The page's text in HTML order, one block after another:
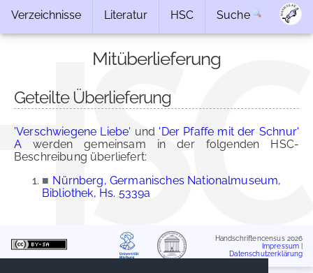
Verzeichnisse Literatur HSC Suche
Mitüberlieferung
Geteilte Überlieferung
'Verschwiegene Liebe' und 'Der Pfaffe mit der Schnur'
A werden gemeinsam in der folgenden HSC-
Beschreibung überliefert:
■ Nürnberg, Germanisches Nationalmuseum,
Bibliothek, Hs. 5339a
Handschriftencensus 2026
Impressum
Datenschutzerklärung